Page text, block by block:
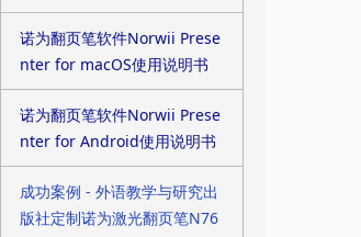
诺为翻页笔软件Norwii Prese
nter for macOS使用说明书
诺为翻页笔软件Norwii Prese
nter for Android使用说明书
成功案例 - 外语教学与研究出
版社定制诺为激光翻页笔N76